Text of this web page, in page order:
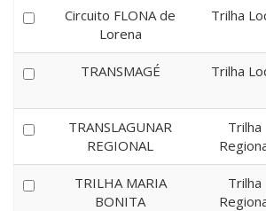
Circuito FLONA de
Lorena
Trilha
TRANSMAGÉ Trilha
TRANSLAGUNAR
REGIONAL
Trilha
TRILHA MARIA
BONITA
Trilha